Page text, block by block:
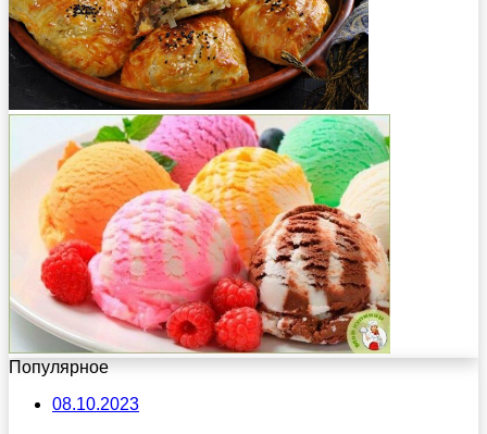
Популярное
08.10.2023